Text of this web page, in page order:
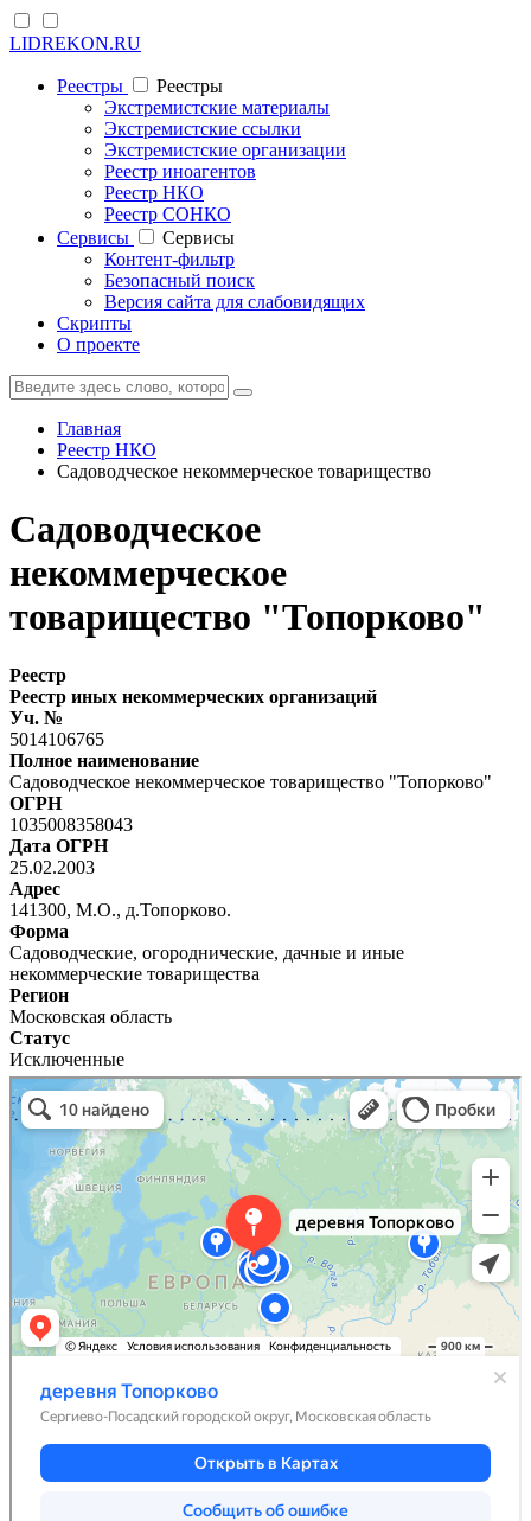
LIDREKON.RU
Реестры
Реестры
Экстремистские материалы
Экстремистские ссылки
Экстремистские организации
Реестр иноагентов
Реестр НКО
Реестр СОНКО
Cервисы
Cервисы
Контент-фильтр
Безопасный поиск
Версия сайта для слабовидящих
Скрипты
О проекте
Главная
Реестр НКО
Садоводческое некоммерческое товарищество
Садоводческое
некоммерческое
товарищество "Топорково"
Реестр
Реестр иных некоммерческих организаций
Уч. №
5014106765
Полное наименование
Садоводческое некоммерческое товарищество "Топорково"
ОГРН
1035008358043
Дата ОГРН
25.02.2003
Адрес
141300, М.О., д.Топорково.
Форма
Садоводческие, огороднические, дачные и иные
некоммерческие товарищества
Регион
Московская область
Статус
Исключенные